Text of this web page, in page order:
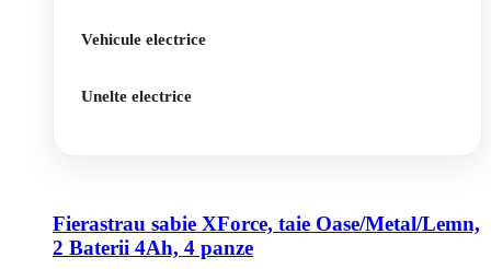
Vehicule electrice
Unelte electrice
Fierastrau sabie XForce, taie Oase/Metal/Lemn,
2 Baterii 4Ah, 4 panze